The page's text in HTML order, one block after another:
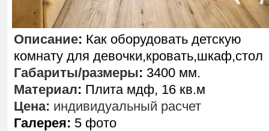
Описание: Как оборудовать детскую
комнату для девочки,кровать,шкаф,стол
Габариты/размеры: 3400 мм.
Материал: Плита мдф, 16 кв.м
Цена: индивидуальный расчет
Галерея: 5 фото